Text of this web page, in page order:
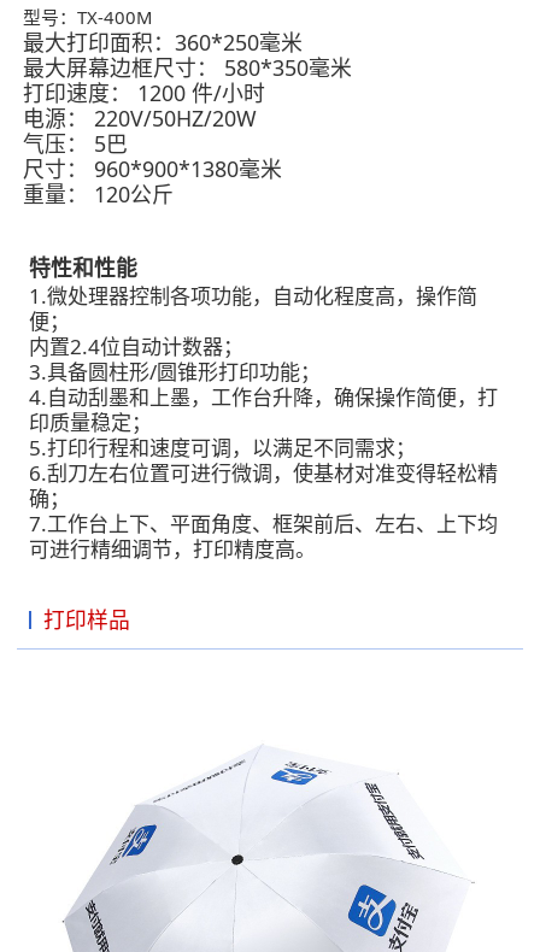
型号：TX-400M
最大打印面积：360*250毫米
最大屏幕边框尺寸：
580*350毫米
打印速度：
1200 件/小时
电源：
220V/50HZ/20W
气压：
5巴
尺寸：
960*900*1380毫米
重量：
120公斤
特性和性能
1.微处理器控制各项功能，自动化程度高，操作简
便；
内置2.4位自动计数器；
3.具备圆柱形/圆锥形打印功能；
4.自动刮墨和上墨，工作台升降，确保操作简便，打
印质量稳定；
5.打印行程和速度可调，以满足不同需求；
6.刮刀左右位置可进行微调，使基材对准变得轻松精
确；
7.工作台上下、平面角度、框架前后、左右、上下均
可进行精细调节，打印精度高。
打印样品